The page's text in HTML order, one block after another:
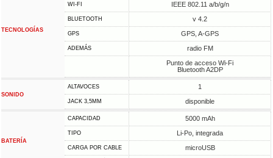
TECNOLOGÍAS
WI-FI IEEE 802.11 a/b/g/n
BLUETOOTH v 4.2
GPS GPS, A-GPS
ADEMÁS
radio FM
Punto de acceso Wi-Fi
Bluetooth A2DP
SONIDO
ALTAVOCES 1
JACK 3,5MM disponible
BATERÍA
CAPACIDAD 5000 mAh
TIPO Li-Po, integrada
CARGA POR CABLE microUSB